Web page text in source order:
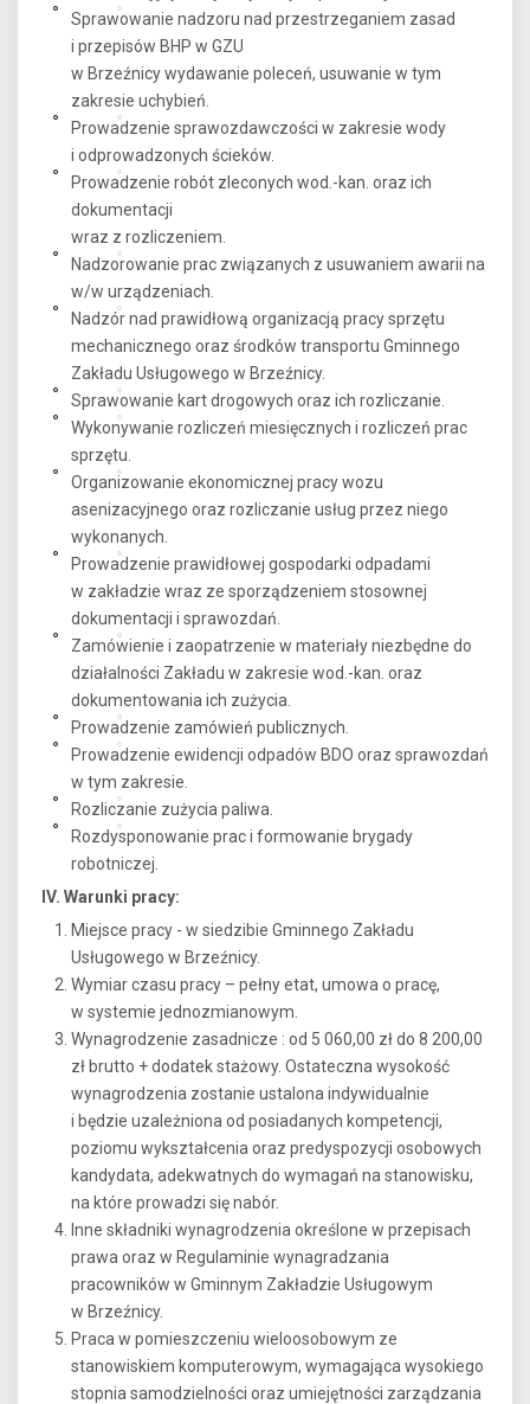
Sprawowanie nadzoru nad przestrzeganiem zasad
i przepisów BHP w GZU
w Brzeźnicy wydawanie poleceń, usuwanie w tym
zakresie uchybień.
Prowadzenie sprawozdawczości w zakresie wody
i odprowadzonych ścieków.
Prowadzenie robót zleconych wod.-kan. oraz ich
dokumentacji
wraz z rozliczeniem.
Nadzorowanie prac związanych z usuwaniem awarii na
w/w urządzeniach.
Nadzór nad prawidłową organizacją pracy sprzętu
mechanicznego oraz środków transportu Gminnego
Zakładu Usługowego w Brzeźnicy.
Sprawowanie kart drogowych oraz ich rozliczanie.
Wykonywanie rozliczeń miesięcznych i rozliczeń prac
sprzętu.
Organizowanie ekonomicznej pracy wozu
asenizacyjnego oraz rozliczanie usług przez niego
wykonanych.
Prowadzenie prawidłowej gospodarki odpadami
w zakładzie wraz ze sporządzeniem stosownej
dokumentacji i sprawozdań.
Zamówienie i zaopatrzenie w materiały niezbędne do
działalności Zakładu w zakresie wod.-kan. oraz
dokumentowania ich zużycia.
Prowadzenie zamówień publicznych.
Prowadzenie ewidencji odpadów BDO oraz sprawozdań
w tym zakresie.
Rozliczanie zużycia paliwa.
Rozdysponowanie prac i formowanie brygady
robotniczej.
IV. Warunki pracy:
Miejsce pracy - w siedzibie Gminnego Zakładu
Usługowego w Brzeźnicy.
Wymiar czasu pracy – pełny etat, umowa o pracę,
w systemie jednozmianowym.
Wynagrodzenie zasadnicze : od 5 060,00 zł do 8 200,00
zł brutto + dodatek stażowy. Ostateczna wysokość
wynagrodzenia zostanie ustalona indywidualnie
i będzie uzależniona od posiadanych kompetencji,
poziomu wykształcenia oraz predyspozycji osobowych
kandydata, adekwatnych do wymagań na stanowisku,
na które prowadzi się nabór.
Inne składniki wynagrodzenia określone w przepisach
prawa oraz w Regulaminie wynagradzania
pracowników w Gminnym Zakładzie Usługowym
w Brzeźnicy.
Praca w pomieszczeniu wieloosobowym ze
stanowiskiem komputerowym, wymagająca wysokiego
stopnia samodzielności oraz umiejętności zarządzania